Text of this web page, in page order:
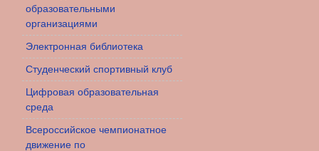
образовательными
организациями
Электронная библиотека
Студенческий спортивный клуб
Цифровая образовательная
среда
Всероссийское чемпионатное
движение по